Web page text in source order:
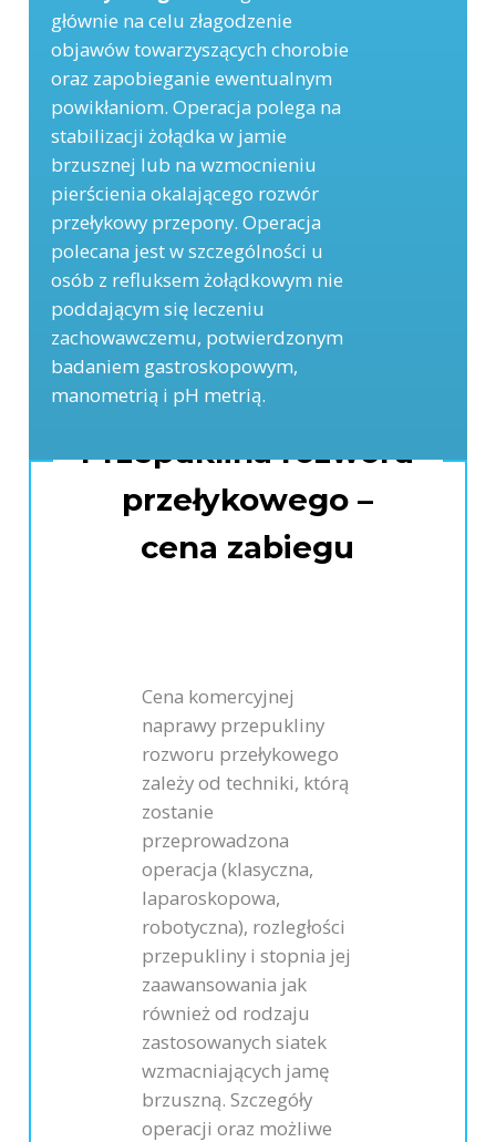
głównie na celu złagodzenie
objawów towarzyszących chorobie
oraz zapobieganie ewentualnym
powikłaniom. Operacja polega na
stabilizacji żołądka w jamie
brzusznej lub na wzmocnieniu
pierścienia okalającego rozwór
przełykowy przepony. Operacja
polecana jest w szczególności u
osób z refluksem żołądkowym nie
poddającym się leczeniu
zachowawczemu, potwierdzonym
badaniem gastroskopowym,
manometrią i pH metrią.
Przepuklina rozworu
przełykowego –
cena zabiegu
Cena komercyjnej
naprawy przepukliny
rozworu przełykowego
zależy od techniki, którą
zostanie
przeprowadzona
operacja (klasyczna,
laparoskopowa,
robotyczna), rozległości
przepukliny i stopnia jej
zaawansowania jak
również od rodzaju
zastosowanych siatek
wzmacniających jamę
brzuszną. Szczegóły
operacji oraz możliwe